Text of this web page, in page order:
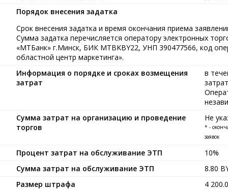
Порядок внесения задатка
Срок внесения задатка и время окончания приема
Сумма задатка перечисляется оператору электронных
«МТБанк» г.Минск, БИК MTBKBY22, УНП 390477566, код
областной центр маркетинга».
Информация о порядке и сроках возмещения
затрат
в
Сумма затрат на организацию и проведение
торгов
Не
* -
заявок
Процент затрат на обслуживание ЭТП
10%
Сумма затрат на обслуживание ЭТП
8.80
Размер штрафа
4